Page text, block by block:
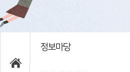
정보마당